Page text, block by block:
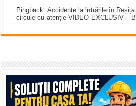
Pingback:Accidente la intrările în
circule cu atenție VIDEO EXCLUSIV –